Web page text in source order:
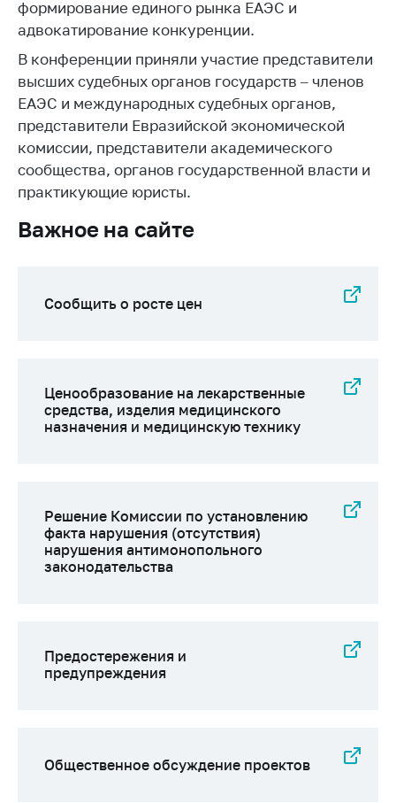
Важное на сайте
Сообщить о росте
цен
Ценообразование
на лекарственные
средства, изделия
медицинского
назначения и
медицинскую
технику
Решение Комиссии
(отсутствия)
нарушения
предупреждения
Общественное
товаров
Упрощение условий
ведения бизнеса
COVID-19 для
субъектов торговли,
Обучение по
формирование единого рынка ЕАЭС и
адвокатирование конкуренции.
В конференции приняли участие представители
высших судебных органов государств – членов
ЕАЭС и международных судебных органов,
представители Евразийской экономической
комиссии, представители академического
сообщества, органов государственной власти и
практикующие юристы.
Важное на сайте
Сообщить о росте цен
Ценообразование на лекарственные
средства, изделия медицинского
назначения и медицинскую технику
Решение Комиссии по установлению
факта нарушения (отсутствия)
нарушения антимонопольного
законодательства
Предостережения и
предупреждения
Общественное обсуждение проектов